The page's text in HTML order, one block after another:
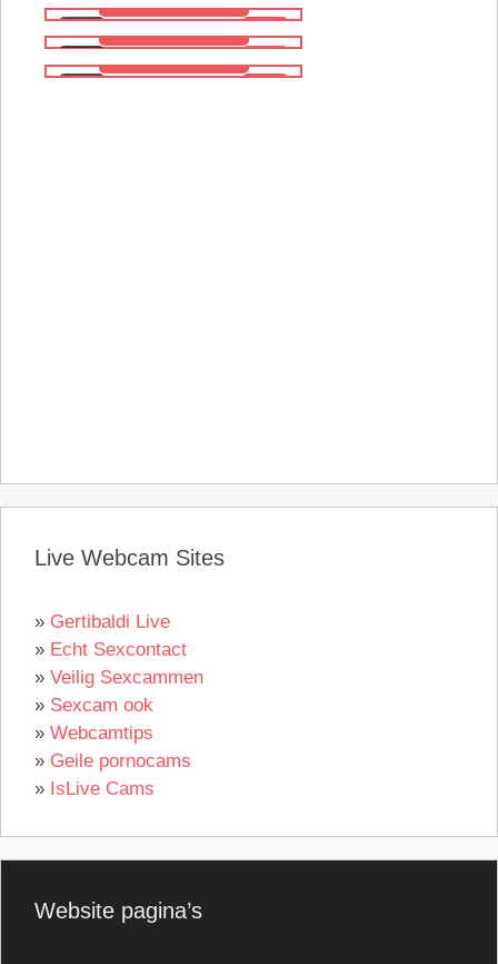
Live Webcam Sites
» Gertibaldi Live
» Echt Sexcontact
» Veilig Sexcammen
» Sexcam ook
» Webcamtips
» Geile pornocams
» IsLive Cams
Website pagina’s